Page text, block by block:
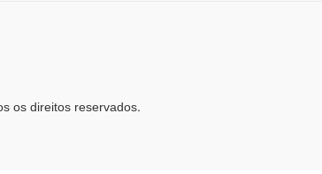
os direitos reservados.